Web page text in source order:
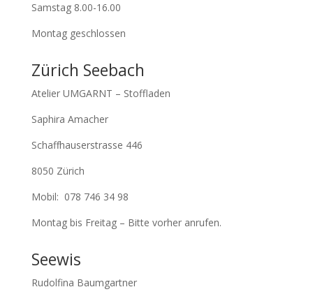
Samstag 8.00-16.00
Montag geschlossen
Zürich Seebach
Atelier UMGARNT – Stoffladen
Saphira Amacher
Schaffhauserstrasse 446
8050 Zürich
Mobil: 078 746 34 98
Montag bis Freitag – Bitte vorher anrufen.
Seewis
Rudolfina Baumgartner